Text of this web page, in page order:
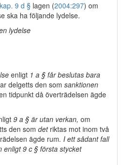
9 d § lagen (2004:297) om
ska ha följande lydelse.
lydelse
enligt 1 a § får beslutas bara
delgetts den som sanktionen
tidpunkt då överträdelsen ägde
9 a § är utan verkan, om
den som detriktas mot inom två
ägde rum. I ett sådant fall
enligt 9 c § första stycket